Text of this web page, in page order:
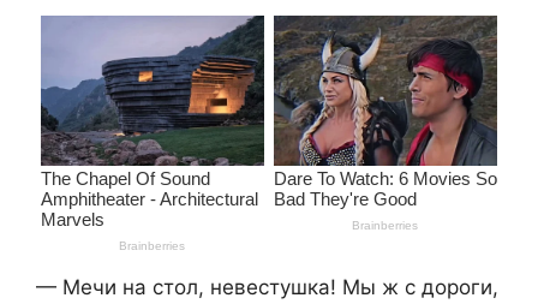
— Мечи на стол, невестушка! Мы ж с дороги,